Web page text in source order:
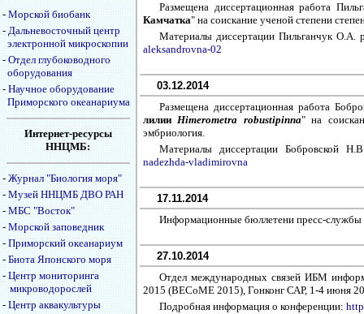
-Морской биобанк
-Дальневосточный центр
электронной микроскопии
-Отдел глубоководного
оборудования
-Научное оборудование
Приморского океанариума
Интернет-ресурсы
ННЦМБ:
-Журнал "Биология моря"
-Музей ННЦМБ ДВО РАН
-МБС "Восток"
-Морской заповедник
-Приморский океанариум
-Биота Японского моря
-Центр мониторинга
микроводорослей
-Центр аквакультуры
Размещена диссертационная работа
Камчатка" на соискание ученой степени
Материалы диссертации Пильганчук
aleksandrovna-02
03.12.2014
Размещена диссертационная работа
лилииHimerometra robustipinna" на
эмбриология.
Материалы диссертации Бобровской
nadezhda-vladimirovna
17.11.2014
Информационные бюллетени пресс-службы
27.10.2014
Отдел международных связей ИБМ
2015 (BECoME 2015), Гонконг САР, 1-4 июня
Подробная информация о конференции: